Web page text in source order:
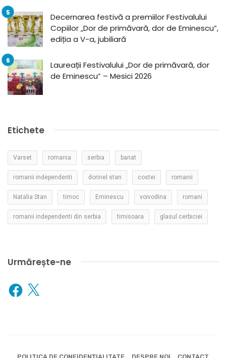
Decernarea festivă a premiilor Festivalului
Copiilor „Dor de primăvară, dor de Eminescu”,
ediția a V-a, jubiliară
Laureații Festivalului „Dor de primăvară, dor
de Eminescu” – Mesici 2026
Etichete
Varset romania serbia banat
romanii independenti dorinel stan costei romanii
Natalia Stan timoc Eminescu voivodina romani
romanii independenti din serbia timisoara glasul cerbiciei
Urmărește-ne
Facebook
X
POLITICA DE CONFIDENȚIALITATE DESPRE NOI CONTACT